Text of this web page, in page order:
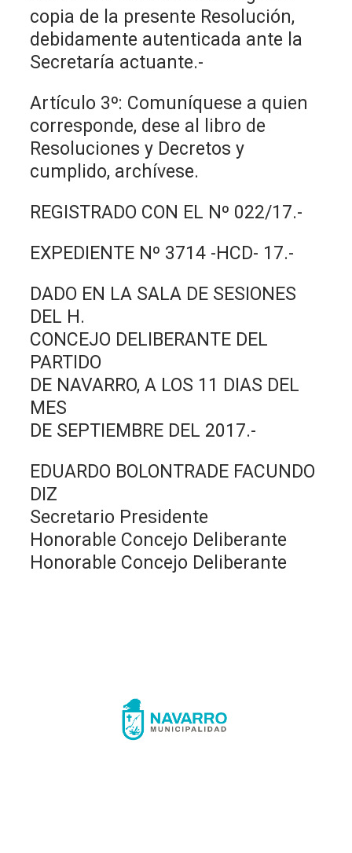
copia de la presente Resolución,
debidamente autenticada ante la
Secretaría actuante.-
Artículo 3º: Comuníquese a quien
corresponde, dese al libro de
Resoluciones y Decretos y
cumplido, archívese.
REGISTRADO CON EL Nº 022/17.-
EXPEDIENTE Nº 3714 -HCD- 17.-
DADO EN LA SALA DE SESIONES
DEL H.
CONCEJO DELIBERANTE DEL
PARTIDO
DE NAVARRO, A LOS 11 DIAS DEL
MES
DE SEPTIEMBRE DEL 2017.-
EDUARDO BOLONTRADE FACUNDO
DIZ
Secretario Presidente
Honorable Concejo Deliberante
Honorable Concejo Deliberante